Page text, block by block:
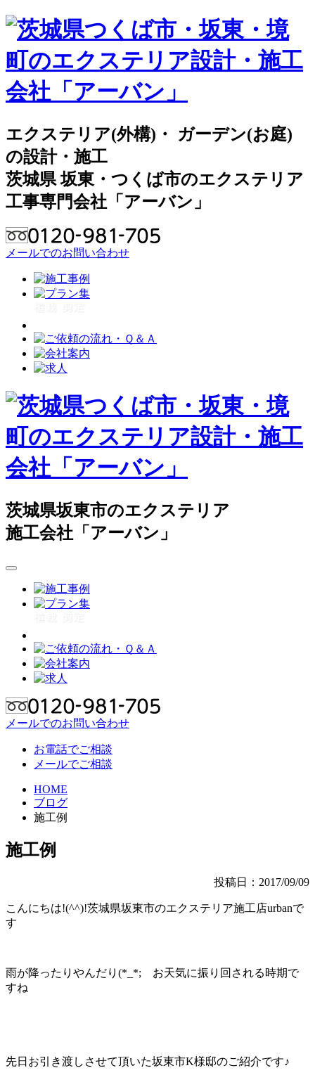
エクステリア(外構)・ ガーデン(お庭)
の設計・施工
茨城県 坂東・つくば市のエクステリア
工事専門会社「アーバン」
メールでのお問い合わせ
茨城県坂東市のエクステリア
施工会社「アーバン」
メールでのお問い合わせ
お電話でご相談
メールでご相談
HOME
ブログ
施工例
施工例
投稿日：2017/09/09
こんにちは!(^^)!茨城県坂東市のエクステリア施工店urbanで
す
雨が降ったりやんだり(*_*; お天気に振り回される時期で
すね
先日お引き渡しさせて頂いた坂東市K様邸のご紹介です♪